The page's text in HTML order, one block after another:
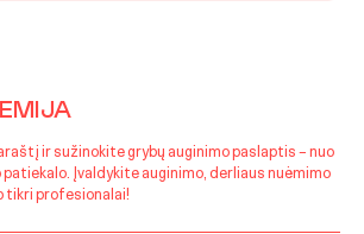
ir sužinokite grybų auginimo paslaptis – nuo
patiekalo. Įvaldykite auginimo, derliaus nuėmimo
tikri profesionalai!